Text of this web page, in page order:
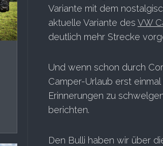
Variante mit dem
aktuelle Variante des VW
deutlich mehr Strecke
Und wenn schon durch
Camper-Urlaub erst
Erinnerungen zu
berichten.
Den Bulli haben wir über